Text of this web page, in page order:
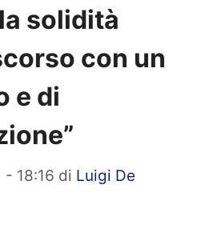
solidità
con un
e di
- 18:16 di Luigi De